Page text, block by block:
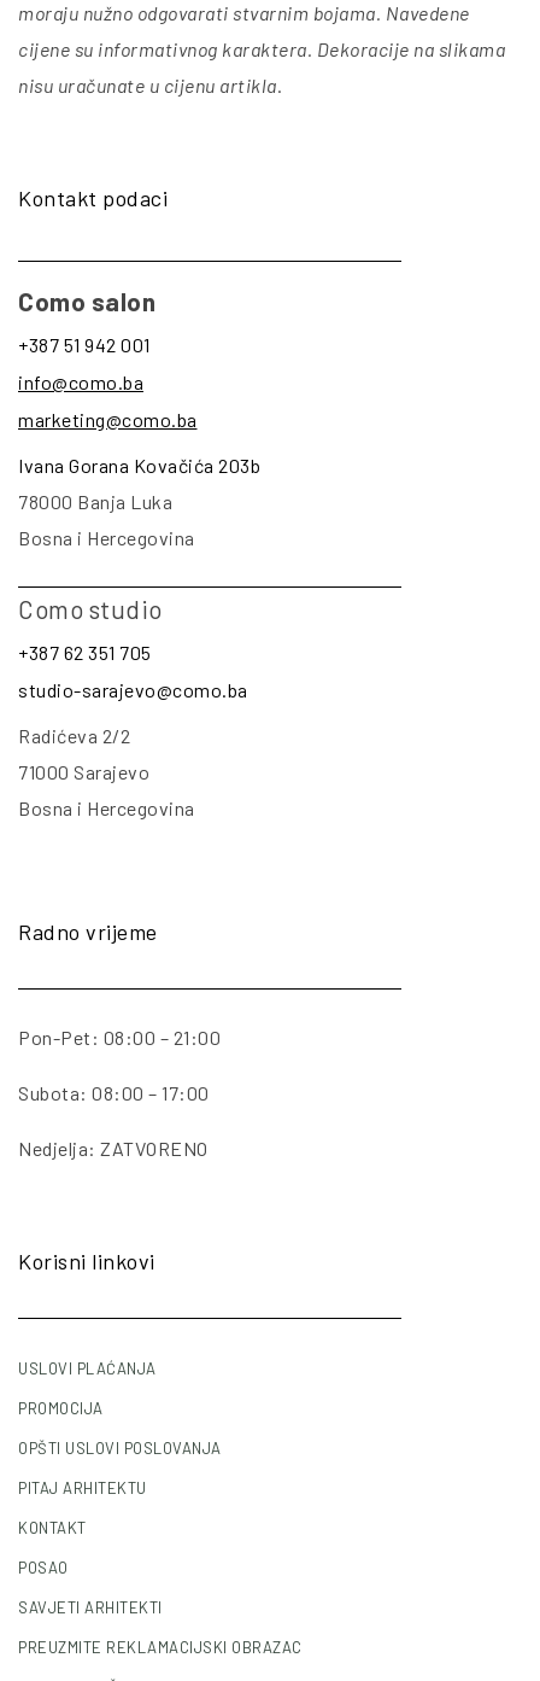
moraju nužno odgovarati stvarnim bojama. Navedene
cijene su informativnog karaktera. Dekoracije na slikama
nisu uračunate u cijenu artikla.
Kontakt podaci
Como salon
+387 51 942 001
info@como.ba
marketing@como.ba
Ivana Gorana Kovačića 203b
78000 Banja Luka
Bosna i Hercegovina
Como studio
+387 62 351 705
studio-sarajevo@como.ba
Radićeva 2/2
71000 Sarajevo
Bosna i Hercegovina
Radno vrijeme
Pon-Pet: 08:00 – 21:00
Subota: 08:00 – 17:00
Nedjelja: ZATVORENO
Korisni linkovi
USLOVI PLAĆANJA
PROMOCIJA
OPŠTI USLOVI POSLOVANJA
PITAJ ARHITEKTU
KONTAKT
POSAO
SAVJETI ARHITEKTI
PREUZMITE REKLAMACIJSKI OBRAZAC